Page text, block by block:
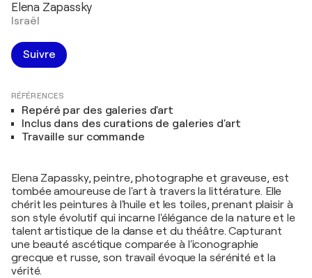
Elena Zapassky
Israël
Suivre
RÉFÉRENCES
Repéré par des galeries d'art
Inclus dans des curations de galeries d'art
Travaille sur commande
Elena Zapassky, peintre, photographe et graveuse, est
tombée amoureuse de l'art à travers la littérature. Elle
chérit les peintures à l'huile et les toiles, prenant plaisir à
son style évolutif qui incarne l'élégance de la nature et le
talent artistique de la danse et du théâtre. Capturant
une beauté ascétique comparée à l'iconographie
grecque et russe, son travail évoque la sérénité et la
vérité.